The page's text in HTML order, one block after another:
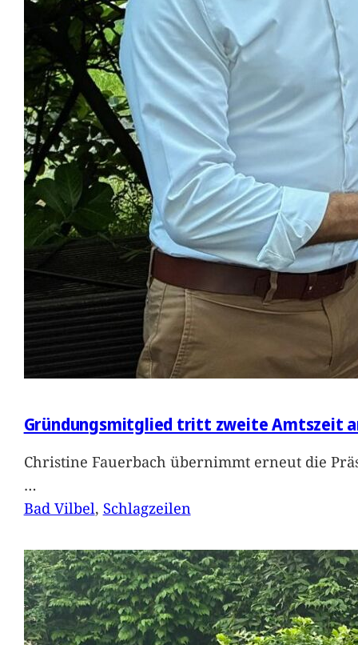
Gründungsmitglied tritt zweite Amtszeit
Christine Fauerbach übernimmt erneut die
…
Bad Vilbel, Schlagzeilen